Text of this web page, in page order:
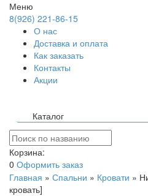
Меню
8(926) 221-86-15
О нас
Доставка и оплата
Как заказать
Контакты
Акции
Каталог
Корзина:
0 Оформить заказ
Главная » Спальни » Кровати »
кровать]